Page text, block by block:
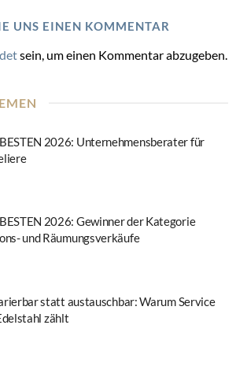
UNS EINEN KOMMENTAR
sein, um einen Kommentar abzugeben.
2026: Unternehmensberater für
2026: Gewinner der Kategorie
und Räumungsverkäufe
statt austauschbar: Warum Service
zählt